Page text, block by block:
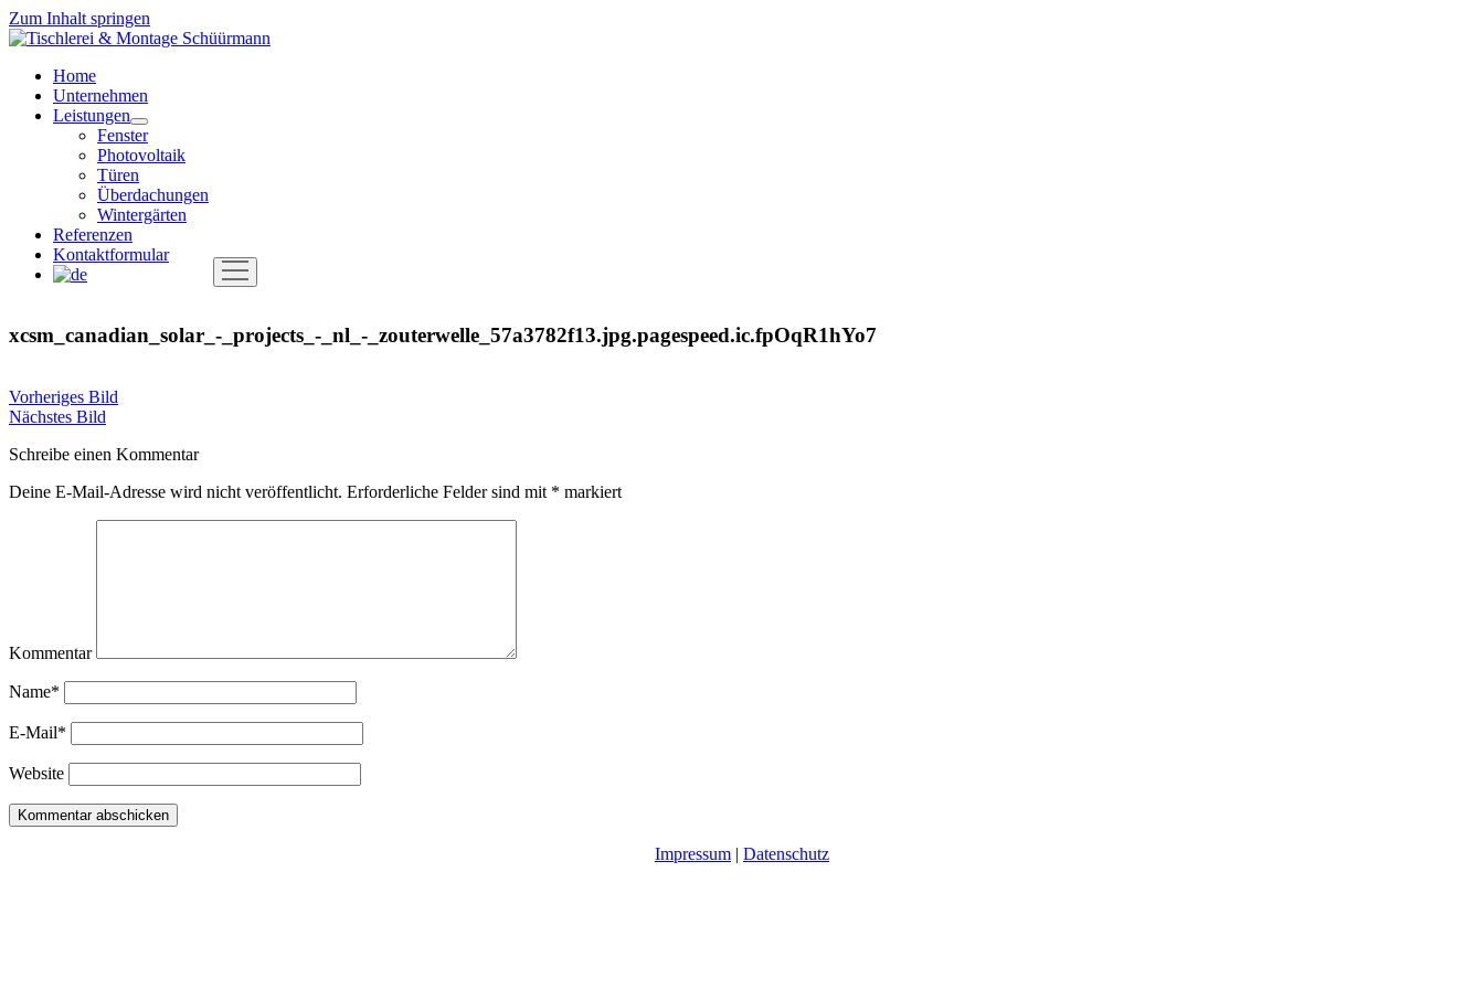
Zum Inhalt springen
Tischlerei
Montage
Schüürmann
Home
Unternehmen
Leistungen
Menü
öffnen
Fenster
Photovoltaik
Türen
Überdachungen
Wintergärten
Referenzen
Kontaktformular
Menü
öffnen
xcsm_canadian_solar_-_projects_-_nl_-_zouterwelle_57a3782f13.jpg.pagespeed.ic.fpOqR1hYo7
Vorheriges Bild
Nächstes Bild
Schreibe einen Kommentar
Deine E-Mail-Adresse wird nicht veröffentlicht. Erforderliche Felder sind mit * markiert
Kommentar
Name*
E-Mail*
Website
Impressum | Datenschutz